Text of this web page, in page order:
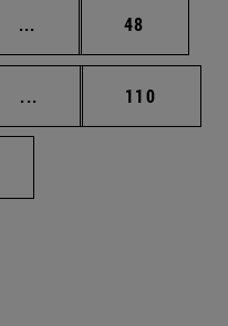
... Páginas intermedias
Página
48
... Páginas intermedias
Página
110